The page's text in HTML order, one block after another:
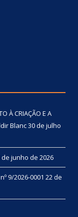
À CRIAÇÃO E A
Blanc30 de julho
de junho de 2026
9/2026-0001 22 de